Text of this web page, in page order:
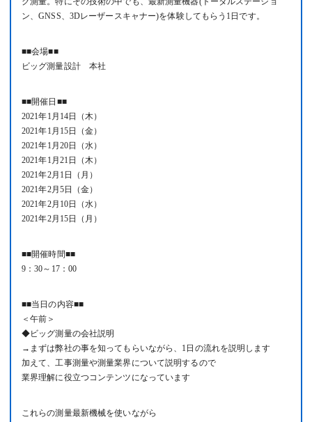
ン、GNSS、3Dレーザースキャナー)を体験してもらう1日です。
■■会場■■
ビッグ測量設計 本社
■■開催日■■
2021年1月14日（木）
2021年1月15日（金）
2021年1月20日（水）
2021年1月21日（木）
2021年2月1日（月）
2021年2月5日（金）
2021年2月10日（水）
2021年2月15日（月）
■■開催時間■■
9：30～17：00
■■当日の内容■■
＜午前＞
◆ビッグ測量の会社説明
→まずは弊社の事を知ってもらいながら、1日の流れを説明します
加えて、工事測量や測量業界について説明するので
業界理解に役立つコンテンツになっています
これらの測量最新機械を使いながら